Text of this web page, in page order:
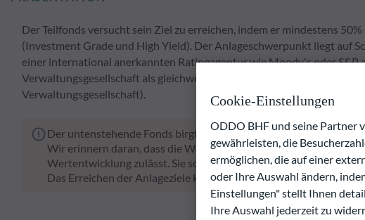
Der Teilfonds versucht sein Ziel zu erreichen, indem er mindestens
(Investment Grade und High Yield). Der Anlageschwerpunkt liegt auf
einer international anerkannten Ratingagentur wie Moody's oder S&P
Verwaltungsgesellschaft als gleichwertig erachtet wird, oder ein
Verwaltungsgesellschaft).
Der untenstehende Fonds birgt das Risiko eines Kapitalverlusts.
Wir erinnern daran, dass die Wertentwicklung in der
Wertentwicklung zulässt. Sie schwankt im Laufe der Zeit.
Das Erreichen der Anlageziele kann nicht garantiert werden.
Cookie-Einstellungen
ODDO BHF und seine Partner
gewährleisten, die
ermöglichen, die auf einer
oder Ihre Auswahl ändern,
Einstellungen" stellt Ihnen
Ihre Auswahl jederzeit zu